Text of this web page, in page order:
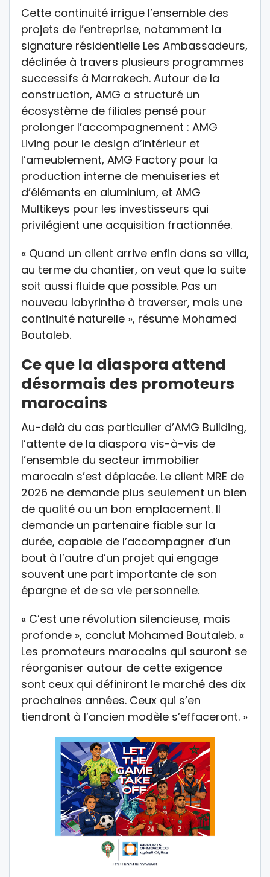
Cette continuité irrigue l’ensemble des
projets de l’entreprise, notamment la
signature résidentielle Les Ambassadeurs,
déclinée à travers plusieurs programmes
successifs à Marrakech. Autour de la
construction, AMG a structuré un
écosystème de filiales pensé pour
prolonger l’accompagnement : AMG
Living pour le design d’intérieur et
l’ameublement, AMG Factory pour la
production interne de menuiseries et
d’éléments en aluminium, et AMG
Multikeys pour les investisseurs qui
privilégient une acquisition fractionnée.
« Quand un client arrive enfin dans sa villa,
au terme du chantier, on veut que la suite
soit aussi fluide que possible. Pas un
nouveau labyrinthe à traverser, mais une
continuité naturelle », résume Mohamed
Boutaleb.
Ce que la diaspora attend
désormais des promoteurs
marocains
Au-delà du cas particulier d’AMG Building,
l’attente de la diaspora vis-à-vis de
l’ensemble du secteur immobilier
marocain s’est déplacée. Le client MRE de
2026 ne demande plus seulement un bien
de qualité ou un bon emplacement. Il
demande un partenaire fiable sur la
durée, capable de l’accompagner d’un
bout à l’autre d’un projet qui engage
souvent une part importante de son
épargne et de sa vie personnelle.
« C’est une révolution silencieuse, mais
profonde », conclut Mohamed Boutaleb. «
Les promoteurs marocains qui sauront se
réorganiser autour de cette exigence
sont ceux qui définiront le marché des dix
prochaines années. Ceux qui s’en
tiendront à l’ancien modèle s’effaceront. »